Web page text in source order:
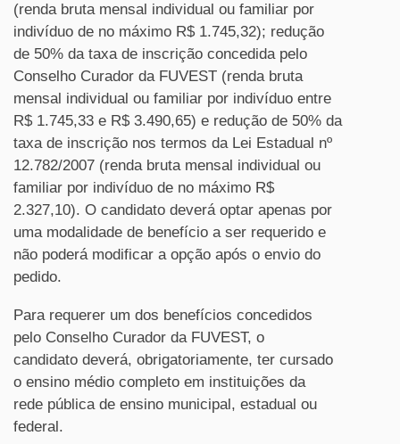
(renda bruta mensal individual ou familiar por
indivíduo de no máximo R$ 1.745,32); redução
de 50% da taxa de inscrição concedida pelo
Conselho Curador da FUVEST (renda bruta
mensal individual ou familiar por indivíduo entre
R$ 1.745,33 e R$ 3.490,65) e redução de 50% da
taxa de inscrição nos termos da Lei Estadual nº
12.782/2007 (renda bruta mensal individual ou
familiar por indivíduo de no máximo R$
2.327,10). O candidato deverá optar apenas por
uma modalidade de benefício a ser requerido e
não poderá modificar a opção após o envio do
pedido.
Para requerer um dos benefícios concedidos
pelo Conselho Curador da FUVEST, o
candidato deverá, obrigatoriamente, ter cursado
o ensino médio completo em instituições da
rede pública de ensino municipal, estadual ou
federal.